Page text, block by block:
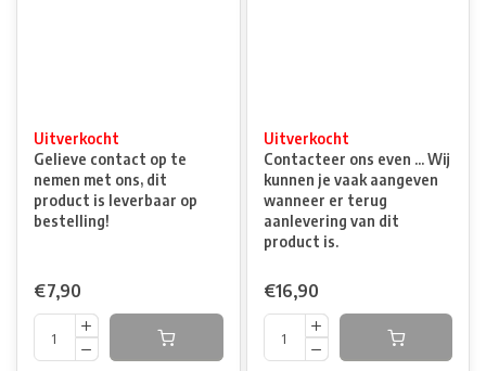
Uitverkocht
Gelieve contact op te
nemen met ons, dit
product is leverbaar op
bestelling!
€7,90
Uitverkocht
Contacteer ons even ... Wij
kunnen je vaak aangeven
wanneer er terug
aanlevering van dit
product is.
€16,90